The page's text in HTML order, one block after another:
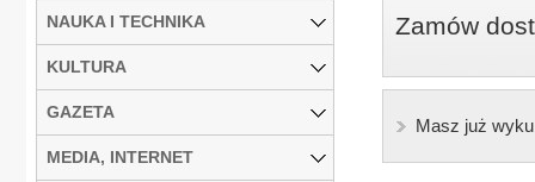
Zamów
Masz już
NAUKA I TECHNIKA
KULTURA
GAZETA
MEDIA, INTERNET